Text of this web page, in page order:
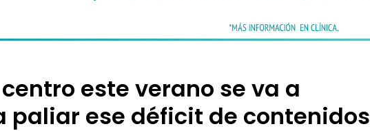
este verano se va a
paliar ese déficit de contenidos